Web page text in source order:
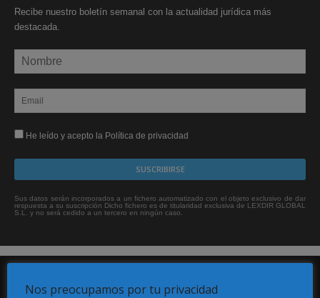
Recibe nuestro boletín semanal con la actualidad jurídica más
destacada.
He leído y acepto la Política de privacidad
Sus datos serán incorporados a un fichero automatizado con el objeto exclusivo de dar
respuesta a su suscripción Dicho fichero es de titularidad exclusiva de LEXDIR GLOBAL
S.L. y no será cedido a un tercero en ningún caso.
Nos preocupamos por tu privacidad